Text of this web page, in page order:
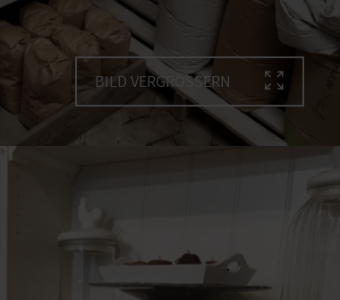
BILD VERGRÖSSERN